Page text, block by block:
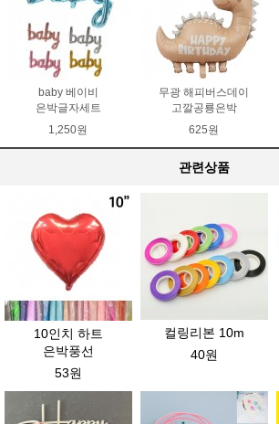
baby 베이비
은박글자세트
1,250원
무광 해피버스데이
고깔공룡은박
625원
관련상품
10인치 하트
은박풍선
53원
컬링리본 10m
40원